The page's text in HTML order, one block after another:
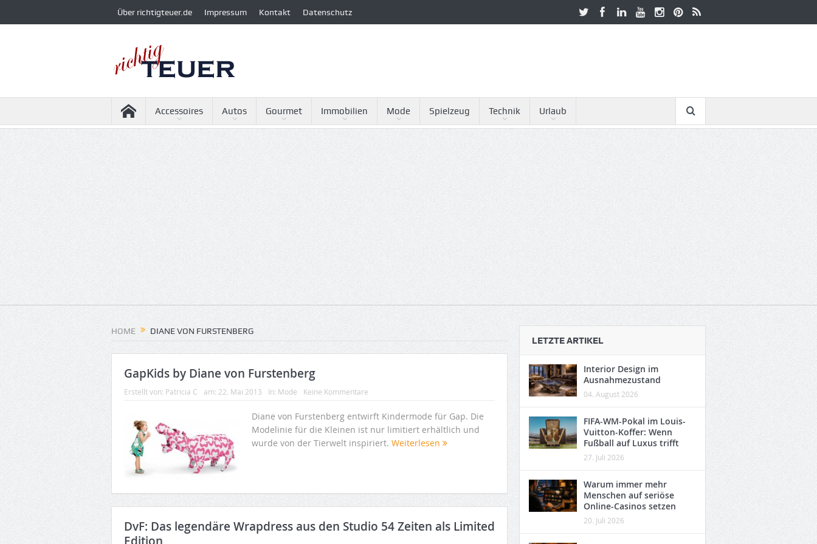
Über richtigteuer.de Impressum Kontakt Datenschutz
Accessoires Autos Gourmet Immobilien Mode Spielzeug Technik Urlaub
HOME DIANE VON FURSTENBERG
GapKids by Diane von Furstenberg
Erstellt von: Patricia C am: 22. Mai 2013 In: Mode Keine Kommentare
Diane von Furstenberg entwirft Kindermode für Gap. Die
Modelinie für die Kleinen ist nur limitiert erhältlich und
wurde von der Tierwelt inspiriert. Weiterlesen
DvF: Das legendäre Wrapdress aus den Studio 54 Zeiten als Limited
LETZTE ARTIKEL
Interior Design im
Ausnahmezustand
04. August 2026
FIFA-WM-Pokal im Louis-
Vuitton-Koffer: Wenn
Fußball auf Luxus trifft
27. Juli 2026
Warum immer mehr
Menschen auf seriöse
Online-Casinos setzen
20. Juli 2026